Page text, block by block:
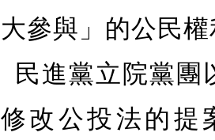
大參與」的公民
民進黨立院黨團
修改公投法的提